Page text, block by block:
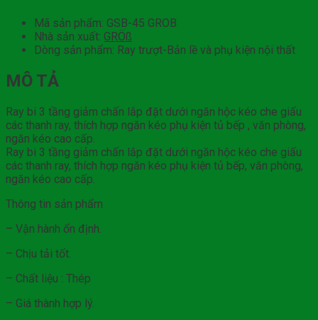
Mã sản phẩm: GSB-45 GROB
Nhà sản xuất: GRÖß
Dòng sản phẩm: Ray trượt-Bản lề và phụ kiện nội thất
MÔ TẢ
Ray bi 3 tầng giảm chấn lắp đặt dưới ngăn hộc kéo che giấu
các thanh ray, thích hợp ngăn kéo phụ kiện tủ bếp , văn phòng,
ngăn kéo cao cấp.
Ray bi 3 tầng giảm chấn lắp đặt dưới ngăn hộc kéo che giấu
các thanh ray, thích hợp ngăn kéo phụ kiện tủ bếp, văn phòng,
ngăn kéo cao cấp.
Thông tin sản phẩm
– Vận hành ổn định.
– Chịu tải tốt.
– Chất liệu : Thép
– Giá thành hợp lý.